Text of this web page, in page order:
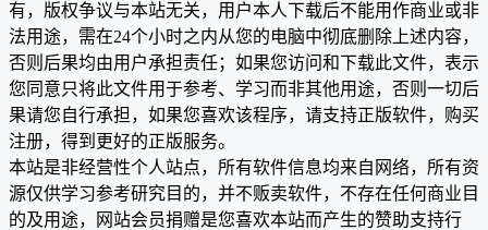
有，版权争议与本站无关，用户本人下载后不能用作商业或非
法用途，需在24个小时之内从您的电脑中彻底删除上述内容，
否则后果均由用户承担责任；如果您访问和下载此文件，表示
您同意只将此文件用于参考、学习而非其他用途，否则一切后
果请您自行承担，如果您喜欢该程序，请支持正版软件，购买
注册，得到更好的正版服务。
本站是非经营性个人站点，所有软件信息均来自网络，所有资
源仅供学习参考研究目的，并不贩卖软件，不存在任何商业目
的及用途，网站会员捐赠是您喜欢本站而产生的赞助支持行